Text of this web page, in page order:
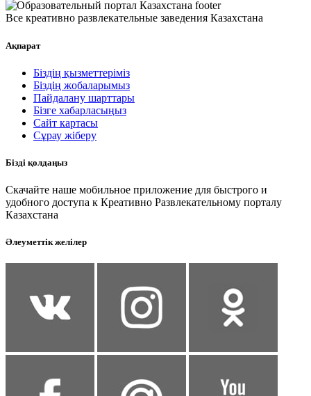
Все креативно развлекательные заведения Казахстана
Ақпарат
Біздің қызметтеріміз
Біздің жобаларымыз
Пайдалану шарттары
Бізге хабарласыңыз
Сайт картасы
Сұрау жіберу
Бізді қолдаңыз
Скачайте наше мобильное приложение для быстрого и
удобного доступа к Креативно Развлекательному порталу
Казахстана
Әлеуметтік желілер